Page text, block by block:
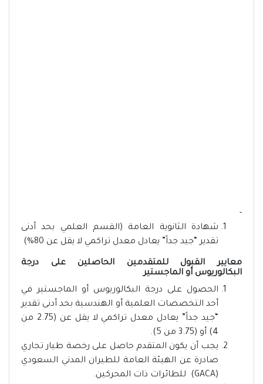
-
شهادة الثانوية العامة (القسم العلمي بحد أدنى
تقدير “جيد جداً” يعادل معدل تراكمي لا يقل عن 80%)
معايير القبول للمتقدمين الحاصلين على درجة
البكالوريوس أو الماجستير
الحصول على درجة البكالوريوس أو الماجستير في
أحد التخصصات العلمية أو الهندسية بحد أدنى تقدير
“جيد جداً” يعادل معدل تراكمي لا يقل عن (2.75 من
4) أو (3.75 من 5).
يجب أن يكون المتقدم حاصل على رخصة طيار تجاري
صادرة عن الهيئة العامة للطيران المدني السعودي
(GACA) للطائرات ذات المحركين.